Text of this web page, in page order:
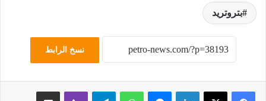
بتروتريد
نسخ الرابط
لينكدإن ماسنجر واتساب تيلقرام ڤايبر مشاركة عبر البريد